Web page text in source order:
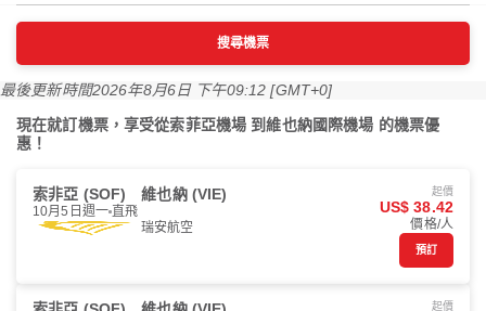
搜尋機票
最後更新時間2026年8月6日 下午09:12 [GMT+0]
現在就訂機票，享受從索菲亞機場 到維也納國際機場 的機票優
惠！
索非亞 (SOF) 維也納 (VIE)
10月5日週一 直飛
瑞安航空
起價
US$ 38.42
價格/人
預訂
起價